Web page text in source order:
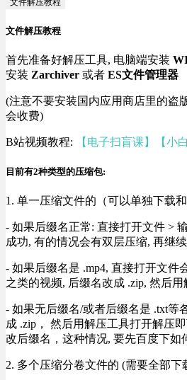
文件解压教程
首先准备好解压工具, 电脑端安装
安装 Zarchiver 或者 ES文件管理器
(注意不要安装国内应用商店里的盗
会收费)
B站视频教程: 【电子扫盲课】【小
目前有2种类型的压缩包:
1. 单一压缩文件的（可以单独下载
- 如果后缀名正常: 直接打开文件 >
成功, 有的情况会有双层压缩, 再继
- 如果后缀名是 .mp4, 直接打开文件
之类的视频, 后缀名改成 .zip, 然后
- 如果无后缀名/或者后缀名是 .txt等
成 .zip， 然后用解压工具打开解压
改后缀名，这种情况, 要先百度下如
2. 多个压缩分卷文件的 (需要全部